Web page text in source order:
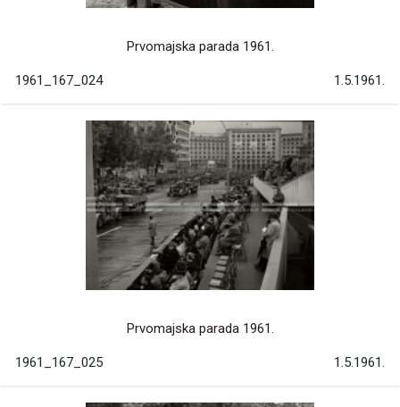
Prvomajska parada 1961.
1961_167_024 1.5.1961.
Prvomajska parada 1961.
1961_167_025 1.5.1961.